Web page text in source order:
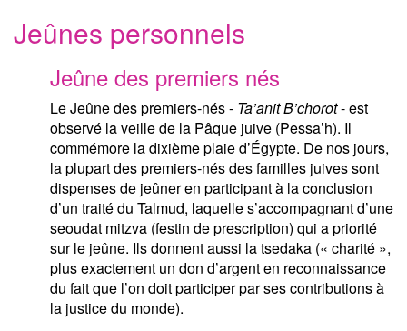
Jeûnes personnels
Jeûne des premiers nés
Le Jeûne des premiers-nés - Ta’anit B’chorot- est
observé la veille de la Pâque juive (Pessa’h). Il
commémore la dixième plaie d’Égypte. De nos jours,
la plupart des premiers-nés des familles juives sont
dispenses de jeûner en participant à la conclusion
d’un traité du Talmud, laquelle s’accompagnant d’une
seoudat mitzva (festin de prescription) qui a priorité
sur le jeûne. Ils donnent aussi la tsedaka (« charité »,
plus exactement un don d’argent en reconnaissance
du fait que l’on doit participer par ses contributions à
la justice du monde).